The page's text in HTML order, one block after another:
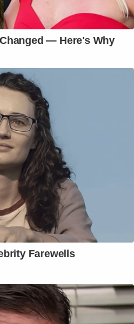
— Here's Why
Farewells